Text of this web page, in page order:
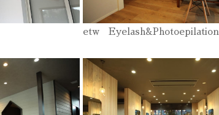
etw Eyelash&Photoepilation